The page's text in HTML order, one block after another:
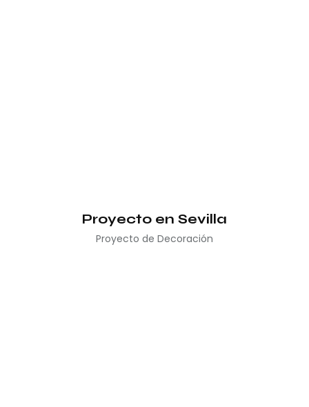
Proyecto en Sevilla
Proyecto de Decoración